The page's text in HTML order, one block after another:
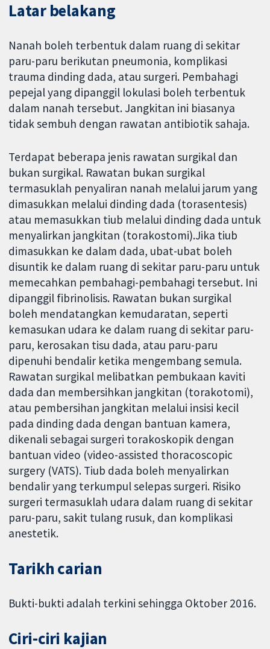
Latar belakang
Nanah boleh terbentuk dalam ruang di sekitar
paru-paru berikutan pneumonia, komplikasi
trauma dinding dada, atau surgeri. Pembahagi
pepejal yang dipanggil lokulasi boleh terbentuk
dalam nanah tersebut. Jangkitan ini biasanya
tidak sembuh dengan rawatan antibiotik sahaja.
Terdapat beberapa jenis rawatan surgikal dan
bukan surgikal. Rawatan bukan surgikal
termasuklah penyaliran nanah melalui jarum yang
dimasukkan melalui dinding dada (torasentesis)
atau memasukkan tiub melalui dinding dada untuk
menyalirkan jangkitan (torakostomi).Jika tiub
dimasukkan ke dalam dada, ubat-ubat boleh
disuntik ke dalam ruang di sekitar paru-paru untuk
memecahkan pembahagi-pembahagi tersebut. Ini
dipanggil fibrinolisis. Rawatan bukan surgikal
boleh mendatangkan kemudaratan, seperti
kemasukan udara ke dalam ruang di sekitar paru-
paru, kerosakan tisu dada, atau paru-paru
dipenuhi bendalir ketika mengembang semula.
Rawatan surgikal melibatkan pembukaan kaviti
dada dan membersihkan jangkitan (torakotomi),
atau pembersihan jangkitan melalui insisi kecil
pada dinding dada dengan bantuan kamera,
dikenali sebagai surgeri torakoskopik dengan
bantuan video (video-assisted thoracoscopic
surgery (VATS). Tiub dada boleh menyalirkan
bendalir yang terkumpul selepas surgeri. Risiko
surgeri termasuklah udara dalam ruang di sekitar
paru-paru, sakit tulang rusuk, dan komplikasi
anestetik.
Tarikh carian
Bukti-bukti adalah terkini sehingga Oktober 2016.
Ciri-ciri kajian